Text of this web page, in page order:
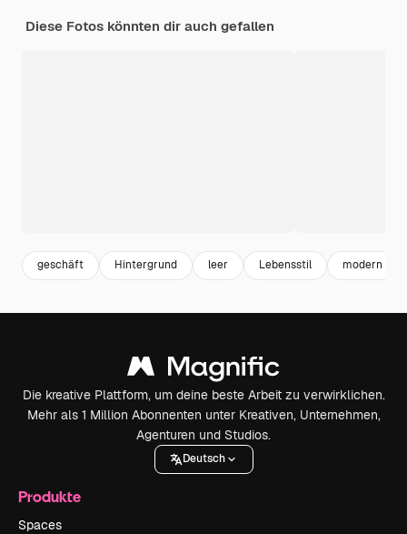
Diese Fotos könnten dir auch gefallen
geschäft Hintergrund leer Lebensstil modern
Die kreative Plattform, um deine beste Arbeit zu verwirklichen.
Mehr als 1 Million Abonnenten unter Kreativen, Unternehmen,
Agenturen und Studios.
Deutsch
Produkte
Spaces